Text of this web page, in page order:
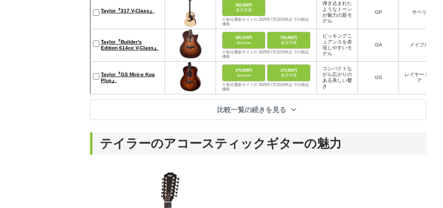
Taylor『317 V-Class』
362,800円
楽天市場
※各社通販サイトの 2025年7月22日時点 での税込
価格
弾き込まれた
ようなトーン
が魅力の新モ
デル
GP サペリ
Taylor『Builder's
Edition 614ce V-Class』
905,376円
Amazon
756,800円
楽天市場
※各社通販サイトの 2025年7月22日時点 での税込
価格
ピッキングニ
ュアンスを表
現しやすいモ
デル
GA メイプル
Taylor『GS Mini-e Koa
Plus』
279,838円
Amazon
179,900円
楽天市場
※各社通販サイトの 2025年7月22日時点 での税込
価格
コンパクトな
がら広がりの
ある美しい響
き
GS
レイヤードコ
ア
比較一覧の続きを見る
テイラーのアコースティックギターの魅力